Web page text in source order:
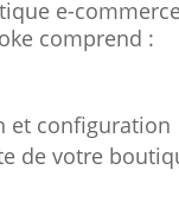
e-
comprend :
et configuration
de votre